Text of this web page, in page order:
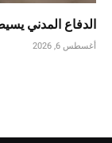
الدفاع المدني
أغسطس 6, 2026